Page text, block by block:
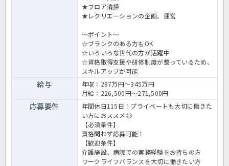
★フロア清掃
★レクリエーションの企画、運営
～ポイント～
☆ブランクのある方もOK
☆いろいろな世代の方が活躍中
☆資格取得支援や研修制度が整っているため、
スキルアップが可能
給与
年収：287万円～345万円
月給：226,500円～271,500円
応募要件
年間休日115日！プライベートも大切に働きた
い方におススメ◎
【必須条件】
資格問わず応募可能！
【歓迎条件】
介護施設、病院での実務経験をお持ちの方
ワークライフバランスを大切に働きたい方